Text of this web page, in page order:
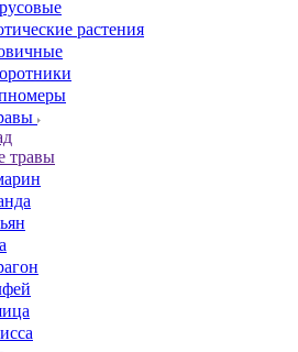
растения
травы